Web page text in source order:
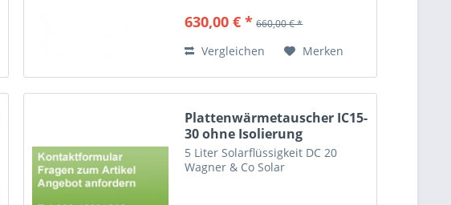
Isolierschlauch, λ = 0,038 W/mK,
bis 175 ÅãC,...
630,00 € * 660,00 € *
Vergleichen Merken
Plattenwärmetauscher IC15-
30 ohne Isolierung
5 Liter Solarflüssigkeit DC 20
Wagner & Co Solar